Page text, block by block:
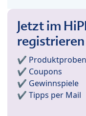
Jetzt im
registrieren
✔️ Produktproben
✔️ Coupons
✔️ Gewinnspiele
✔️ Tipps per Mail